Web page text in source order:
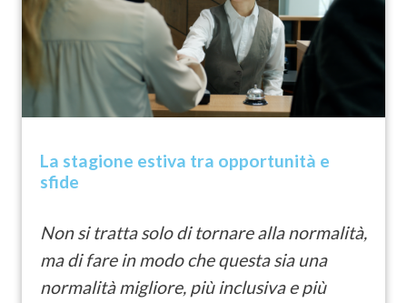
La stagione estiva tra opportunità e
sfide
Non si tratta solo di tornare alla normalità,
ma di fare in modo che questa sia una
normalità migliore, più inclusiva e più